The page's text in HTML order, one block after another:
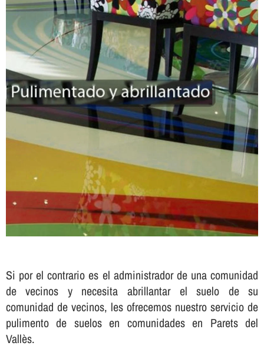
Si por el contrario es el administrador de una comunidad
de vecinos y necesita abrillantar el suelo de su
comunidad de vecinos, les ofrecemos nuestro servicio de
pulimento de suelos en comunidades en Parets del
Vallès.